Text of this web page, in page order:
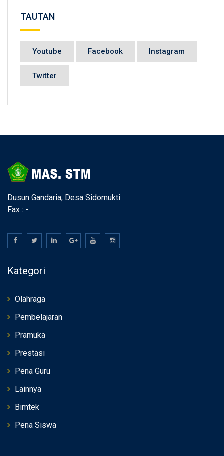
TAUTAN
Youtube Facebook Instagram
Twitter
Dusun Gandaria, Desa Sidomukti
Fax : -
Kategori
Olahraga
Pembelajaran
Pramuka
Prestasi
Pena Guru
Lainnya
Bimtek
Pena Siswa